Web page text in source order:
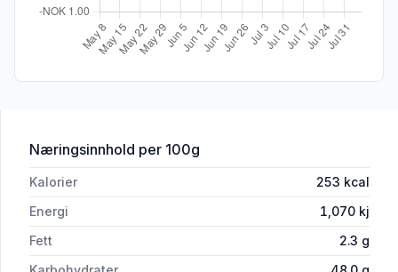
Næringsinnhold for 'Coop Steinovnsbakt Grov
per 100g
Kalorier 253 kcal
Energi
1,070 kj
Fett
2.3 g